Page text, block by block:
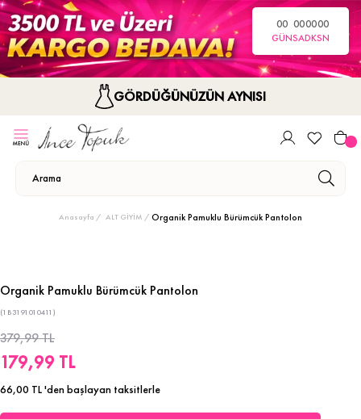
00
GÜN
00
SA
00
DK
00
SN
GÖRDÜĞÜNÜZÜN AYNISI
Anasayfa ALT GİYİM Organik Pamuklu Bürümcük Pantolon
Organik Pamuklu Bürümcük Pantolon
(1B3191010411)
379,99 TL
179,99 TL
66,00 TL'den başlayan taksitlerle